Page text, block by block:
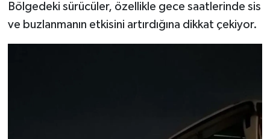
Bölgedeki sürücüler, özellikle gece saatlerinde sis
ve buzlanmanın etkisini artırdığına dikkat çekiyor.